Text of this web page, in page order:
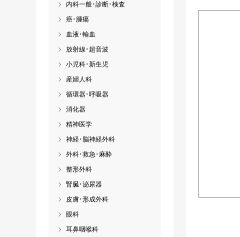
内科一般･診断･検査
癌･腫瘍
血液･輸血
放射線･超音波
小児科･新生児
産婦人科
循環器･呼吸器
消化器
精神医学
神経･脳神経外科
外科･救急･麻酔
整形外科
腎臓･泌尿器
皮膚･形成外科
眼科
耳鼻咽喉科